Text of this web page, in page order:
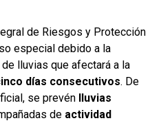
de Riesgos y Protección
especial debido a la
lluvias que afectará a la
días consecutivos. De
se prevén lluvias
de actividad